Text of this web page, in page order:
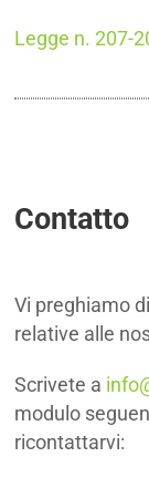
Legge n. 207-
Contatto
Vi preghiamo
relative alle
Scrivete a
modulo
ricontattarvi: